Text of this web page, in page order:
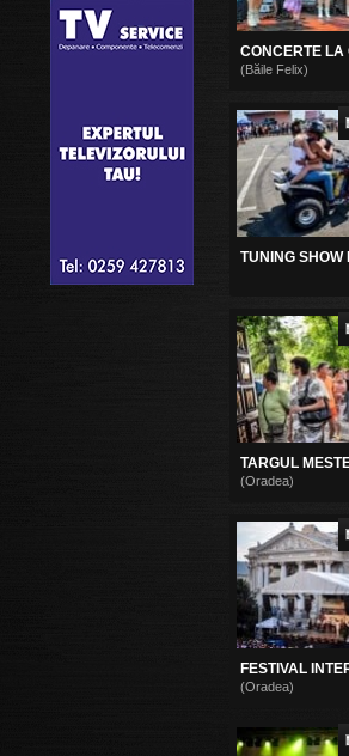
CONCERTE LA
(Băile Felix)
TUNING SHOW
TARGUL
(Oradea)
FESTIVAL
(Oradea)